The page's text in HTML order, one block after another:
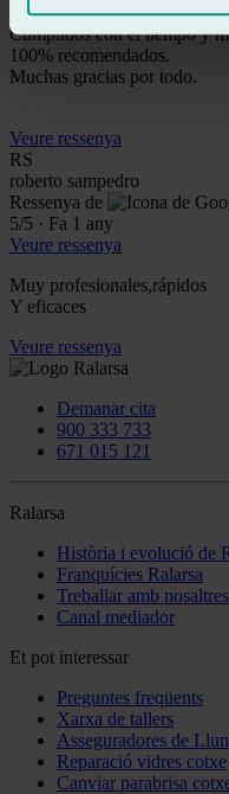
Servicio amable y
Cumplidos con el tiempo y
100% recomendados.
Muchas gracias por todo.
Veure ressenya
RS
roberto sampedro
Ressenya de
5/5 · Fa 1 any
Veure ressenya
Muy profesionales,rápidos
Y eficaces
Veure ressenya
Demanar cita
900 333 733
671 015 121
Ralarsa
Història i evolució de
Franquícies Ralarsa
Treballar amb
Canal mediador
Et pot interessar
Preguntes freqüents
Xarxa de tallers
Asseguradores de
Reparació vidres cotxe
Canviar parabrisa